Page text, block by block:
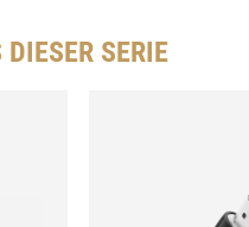
SERIE